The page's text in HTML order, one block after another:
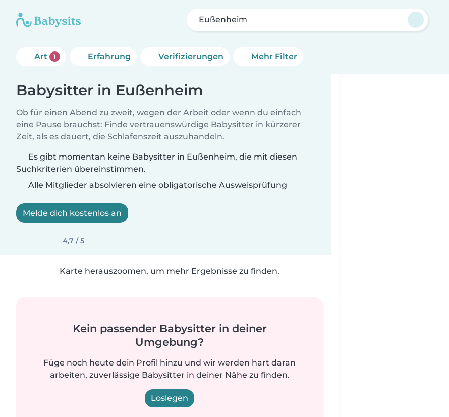
Eußenheim
Art 1 Erfahrung Verifizierungen Mehr Filter
Babysitter in Eußenheim
Ob für einen Abend zu zweit, wegen der Arbeit oder wenn du einfach
eine Pause brauchst: Finde vertrauenswürdige Babysitter in kürzerer
Zeit, als es dauert, die Schlafenszeit auszuhandeln.
Es gibt momentan keine Babysitter in Eußenheim, die mit diesen
Suchkriterien übereinstimmen.
Alle Mitglieder absolvieren eine obligatorische Ausweisprüfung
Melde dich kostenlos an
4,7 / 5
Karte herauszoomen, um mehr Ergebnisse zu finden.
Kein passender Babysitter in deiner
Umgebung?
Füge noch heute dein Profil hinzu und wir werden hart daran
arbeiten, zuverlässige Babysitter in deiner Nähe zu finden.
Loslegen